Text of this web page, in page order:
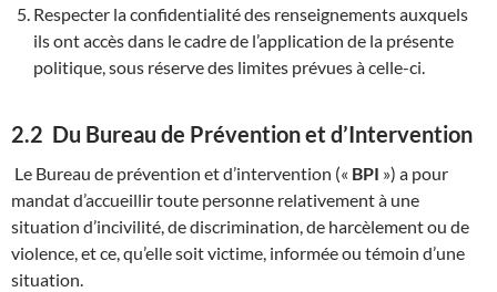
Respecter la confidentialité des renseignements auxquels
ils ont accès dans le cadre de l’application de la présente
politique, sous réserve des limites prévues à celle-ci.
2.2 Du Bureau de Prévention et d’Intervention
Le Bureau de prévention et d’intervention (« BPI ») a pour
mandat d’accueillir toute personne relativement à une
situation d’incivilité, de discrimination, de harcèlement ou de
violence, et ce, qu’elle soit victime, informée ou témoin d’une
situation.